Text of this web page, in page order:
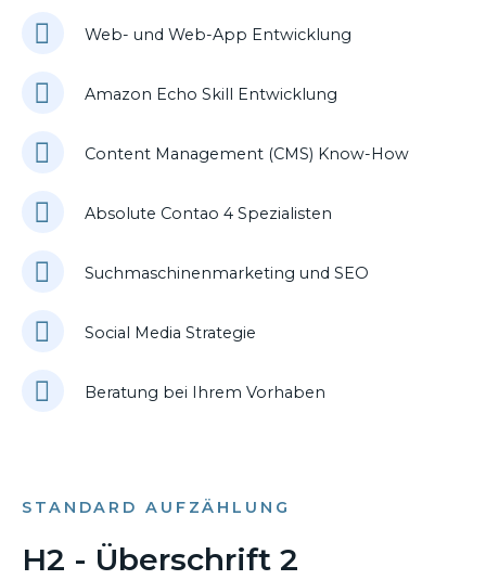
Web- und Web-App Entwicklung
Amazon Echo Skill Entwicklung
Content Management (CMS) Know-How
Absolute Contao 4 Spezialisten
Suchmaschinenmarketing und SEO
Social Media Strategie
Beratung bei Ihrem Vorhaben
STANDARD AUFZÄHLUNG
H2 - Überschrift 2